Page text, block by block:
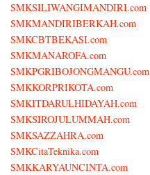
SMKSILIWANGIMANDIRI.com
SMKMANDIRIBERKAH.com
SMKCBTBEKASI.com
SMKMANAROFA.com
SMKPGRIBOJONGMANGU.com
SMKKORPRIKOTA.com
SMKITDARULHIDAYAH.com
SMKSIROJULUMMAH.com
SMKSAZZAHRA.com
SMKCitaTeknika.com
SMKKARYAUNCINTA.com